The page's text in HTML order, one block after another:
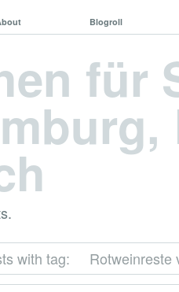
Blogroll
für
with tag: Rotweinreste